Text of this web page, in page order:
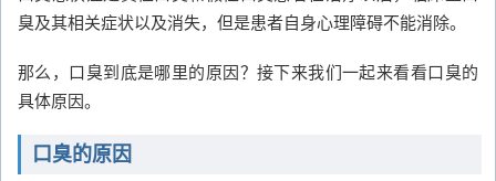
臭及其相关症状以及消失，但是患者自身心理障碍不能消除。
那么，口臭到底是哪里的原因？接下来我们一起来看看口臭的
具体原因。
口臭的原因